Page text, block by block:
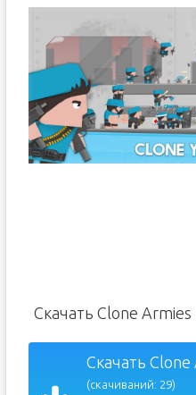
Скачать Clone
Скачать
(скачиваний: 29)